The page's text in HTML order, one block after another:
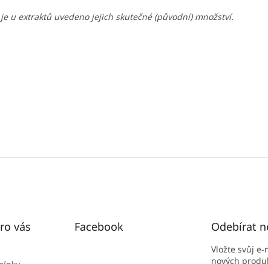
u extraktů uvedeno jejich skutečné (původní) množství.
vás Facebook Odebírat
Vložte svůj
nových